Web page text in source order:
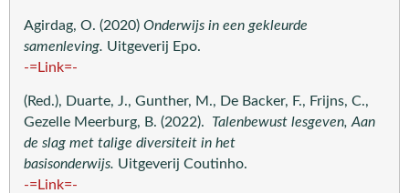
Agirdag, O. (2020) Onderwijs in een gekleurde
samenleving. Uitgeverij Epo.
-=Link=-
(Red.), Duarte, J., Gunther, M., De Backer, F., Frijns, C.,
Gezelle Meerburg, B. (2022). Talenbewust lesgeven, Aan
de slag met talige diversiteit in het
basisonderwijs. Uitgeverij Coutinho.
-=Link=-